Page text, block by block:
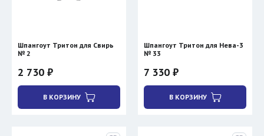
Шпангоут Тритон для Свирь
№ 2
2 730 ₽
В КОРЗИНУ
Шпангоут Тритон для Нева-3
№ 33
7 330 ₽
В КОРЗИНУ